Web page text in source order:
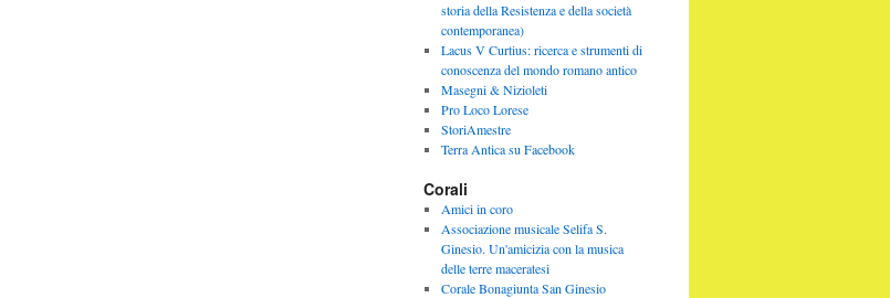
storia della Resistenza e della società
contemporanea)
Lacus V Curtius: ricerca e strumenti di
conoscenza del mondo romano antico
Masegni & Nizioleti
Pro Loco Lorese
StoriAmestre
Terra Antica su Facebook
Corali
Amici in coro
Associazione musicale Selifa S.
Ginesio. Un'amicizia con la musica
delle terre maceratesi
Corale Bonagiunta San Ginesio